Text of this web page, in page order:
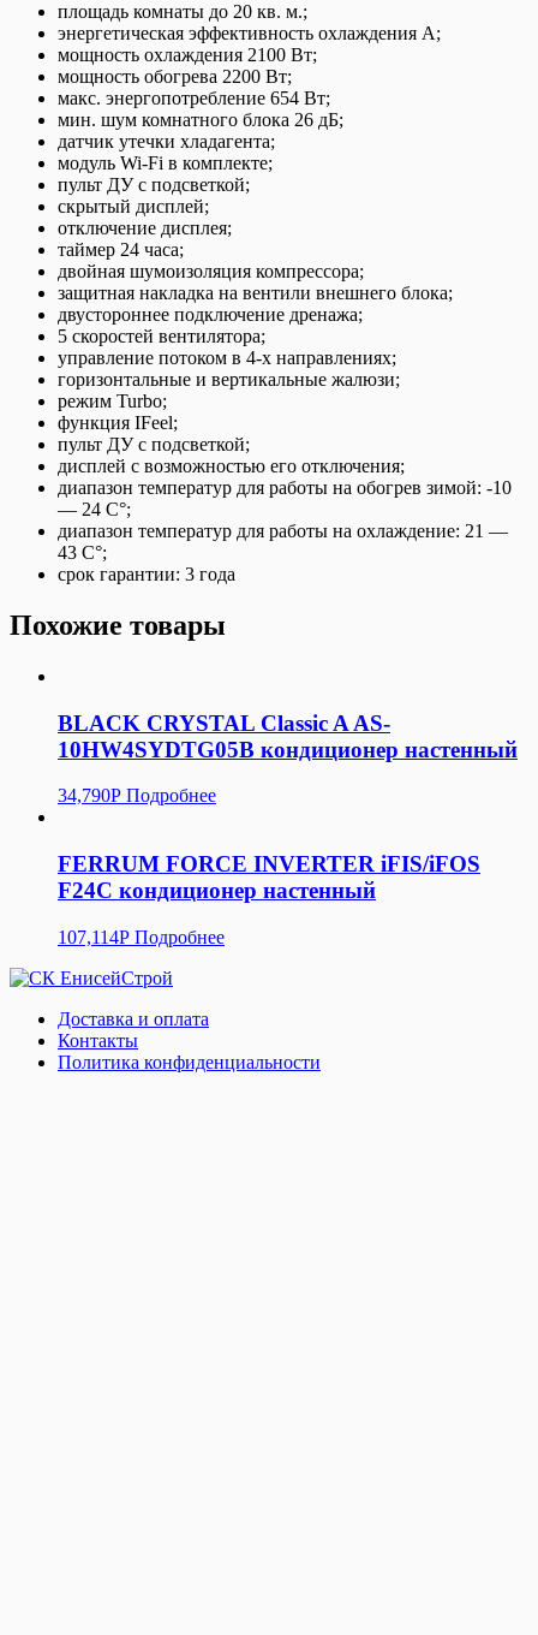
площадь комнаты до 20 кв. м.;
энергетическая эффективность охлаждения А;
мощность охлаждения 2100 Вт;
мощность обогрева 2200 Вт;
макс. энергопотребление 654 Вт;
мин. шум комнатного блока 26 дБ;
датчик утечки хладагента;
модуль Wi-Fi в комплекте;
пульт ДУ с подсветкой;
скрытый дисплей;
отключение дисплея;
таймер 24 часа;
двойная шумоизоляция компрессора;
защитная накладка на вентили внешнего блока;
двустороннее подключение дренажа;
5 скоростей вентилятора;
управление потоком в 4-х направлениях;
горизонтальные и вертикальные жалюзи;
режим Turbo;
функция IFeel;
пульт ДУ с подсветкой;
дисплей с возможностью его отключения;
диапазон температур для работы на обогрев зимой: -10
— 24 С°;
диапазон температур для работы на охлаждение: 21 —
43 С°;
срок гарантии: 3 годa
Похожие товары
BLACK CRYSTAL Classic A AS-
10HW4SYDTG05В кондиционер настенный
34,790Р Подробнее
FERRUM FORCE INVERTER iFIS/iFOS
F24С кондиционер настенный
107,114Р Подробнее
Доставка и оплата
Контакты
Политика конфиденциальности